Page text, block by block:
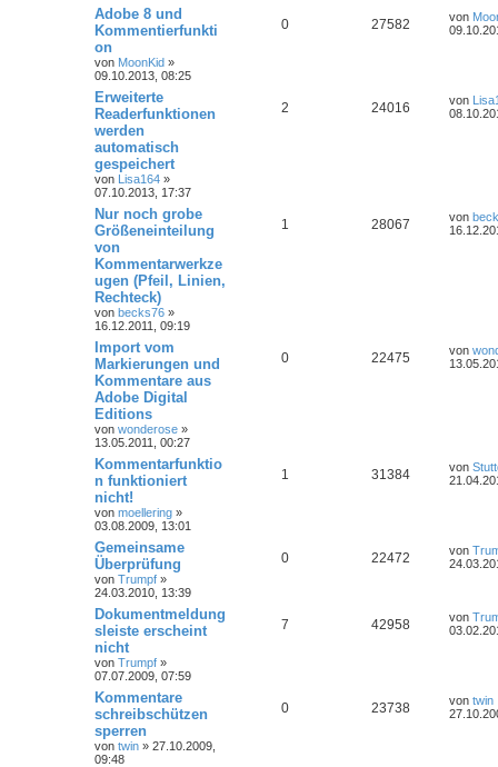
Adobe 8 und
Kommentierfunkti
on
von MoonKid »
09.10.2013, 08:25
0 27582 von
Erweiterte
Readerfunktionen
werden
automatisch
gespeichert
von Lisa164 »
07.10.2013, 17:37
2 24016 von
Nur noch grobe
Größeneinteilung
von
Kommentarwerkze
ugen (Pfeil, Linien,
Rechteck)
von becks76 »
16.12.2011, 09:19
1 28067 von
Import vom
Markierungen und
Kommentare aus
Adobe Digital
Editions
von wonderose »
13.05.2011, 00:27
0 22475 von
Kommentarfunktio
n funktioniert
nicht!
von moellering »
03.08.2009, 13:01
1 31384 von
Gemeinsame
Überprüfung
von Trumpf »
24.03.2010, 13:39
0 22472 von
Dokumentmeldung
sleiste erscheint
nicht
von Trumpf »
07.07.2009, 07:59
7 42958 von
Kommentare
schreibschützen
sperren
von twin » 27.10.2009,
09:48
0 23738 von twin